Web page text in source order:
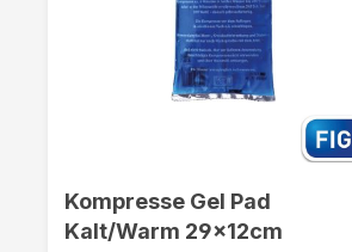
Kompresse Gel Pad
Kalt/Warm 29x12cm